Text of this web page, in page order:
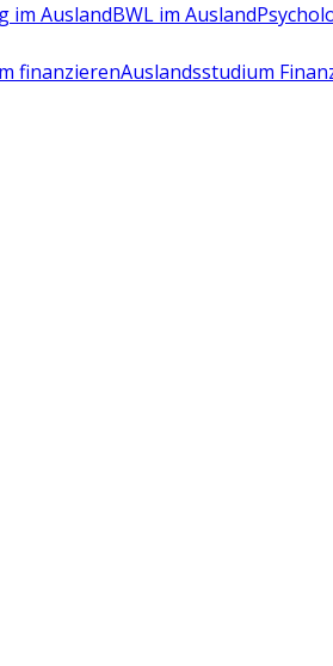
im AuslandBWL im Ausland
finanzierenAuslandsstudium